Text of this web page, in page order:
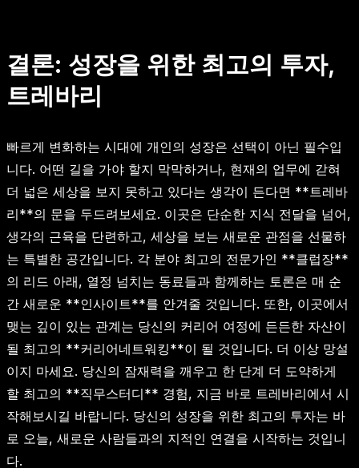
결론: 성장을 위한 최고의 투자,
트레바리
빠르게 변화하는 시대에 개인의 성장은 선택이 아닌 필수입
니다. 어떤 길을 가야 할지 막막하거나, 현재의 업무에 갇혀
더 넓은 세상을 보지 못하고 있다는 생각이 든다면 **트레바
리**의 문을 두드려보세요. 이곳은 단순한 지식 전달을 넘어,
생각의 근육을 단련하고, 세상을 보는 새로운 관점을 선물하
는 특별한 공간입니다. 각 분야 최고의 전문가인 **클럽장**
의 리드 아래, 열정 넘치는 동료들과 함께하는 토론은 매 순
간 새로운 **인사이트**를 안겨줄 것입니다. 또한, 이곳에서
맺는 깊이 있는 관계는 당신의 커리어 여정에 든든한 자산이
될 최고의 **커리어네트워킹**이 될 것입니다. 더 이상 망설
이지 마세요. 당신의 잠재력을 깨우고 한 단계 더 도약하게
할 최고의 **직무스터디** 경험, 지금 바로 트레바리에서 시
작해보시길 바랍니다. 당신의 성장을 위한 최고의 투자는 바
로 오늘, 새로운 사람들과의 지적인 연결을 시작하는 것입니
다.